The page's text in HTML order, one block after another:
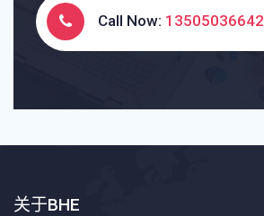
Call Now: 13505036642
关于BHE